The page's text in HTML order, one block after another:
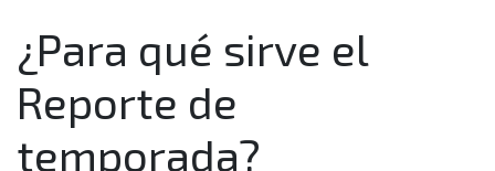
¿Qué información encuentro en la sección "Indicadores
macroeconómicos" del Reporte de temporada?
¿Qué información encuentro en la sección "Categorías
de compra" del Reporte de temporada?
¿Para qué sirve el
Reporte de
temporada?